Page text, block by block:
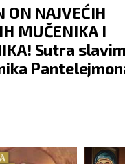
ON NAJVEĆIH
MUČENIKA I
Sutra